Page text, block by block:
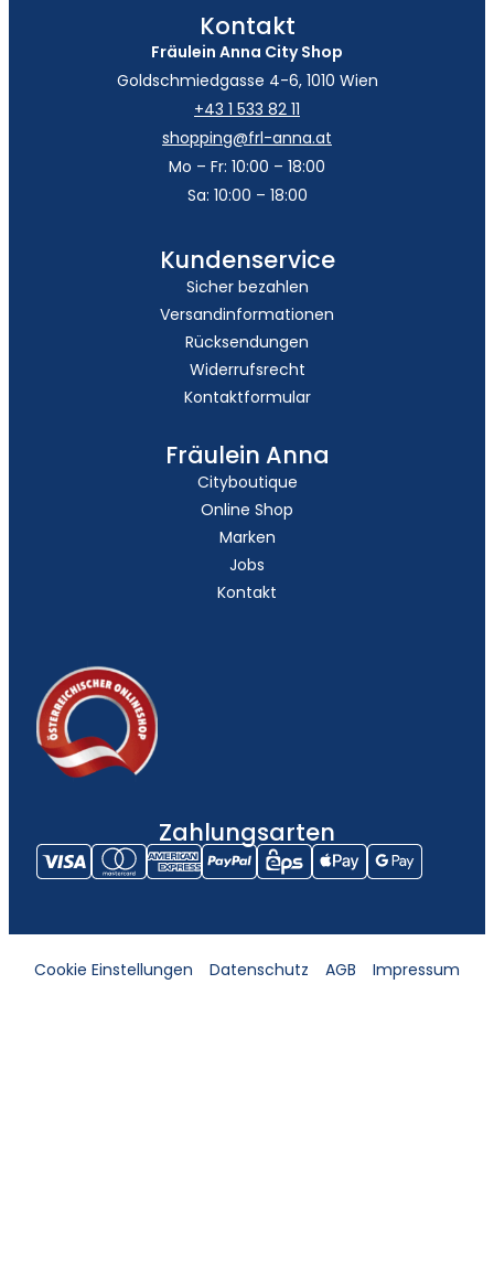
Kontakt
Fräulein Anna City Shop
Goldschmiedgasse 4-6, 1010 Wien
+43 1 533 82 11
shopping@frl-anna.at
Mo – Fr: 10:00 – 18:00
Sa: 10:00 – 18:00
Kundenservice
Sicher bezahlen
Versandinformationen
Rücksendungen
Widerrufsrecht
Kontaktformular
Fräulein Anna
Cityboutique
Online Shop
Marken
Jobs
Kontakt
Zahlungsarten
Cookie Einstellungen Datenschutz AGB Impressum